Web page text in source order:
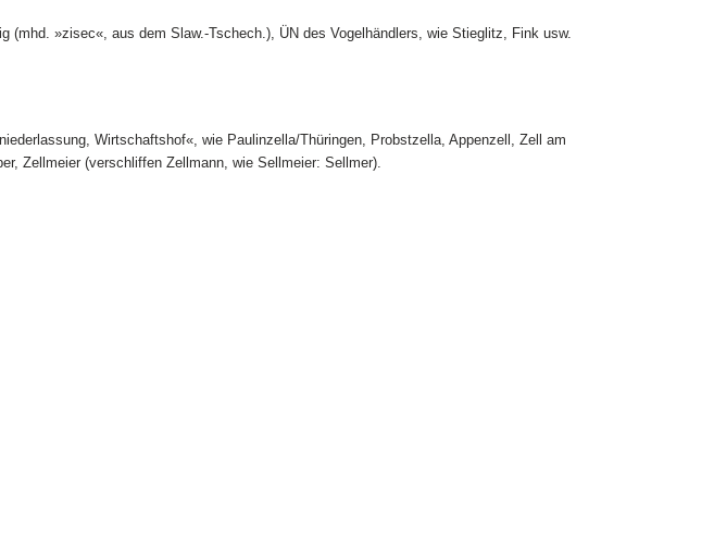
»zisec«, aus dem Slaw.-Tschech.), ÜN des Vogelhändlers, wie Stieglitz, Fink usw.
Wirtschaftshof«, wie Paulinzella/Thüringen, Probstzella, Appenzell, Zell am
Zellmeier (verschliffen Zellmann, wie Sellmeier: Sellmer).